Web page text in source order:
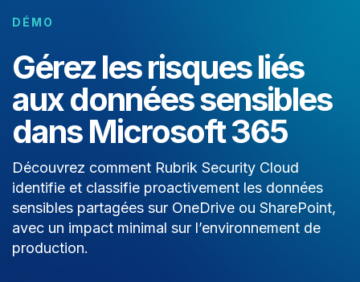
DÉMO
Gérez les risques liés
aux données sensibles
dans Microsoft 365
Découvrez comment Rubrik Security Cloud
identifie et classifie proactivement les données
sensibles partagées sur OneDrive ou SharePoint,
avec un impact minimal sur l’environnement de
production.